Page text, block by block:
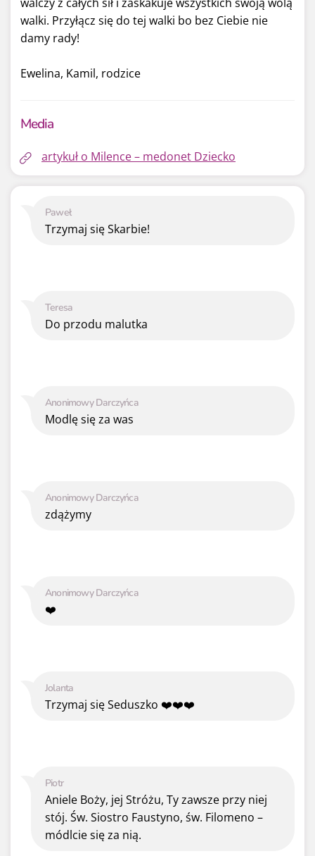
walki. Przyłącz się do tej walki bo bez Ciebie nie
damy rady!
Ewelina, Kamil, rodzice
Media
artykuł o Milence – medonet Dziecko
Piotr
Aniele Boży, jej Stróżu, Ty zawsze przy niej
stój. Św. Siostro Faustyno, św. Filomeno –
módlcie się za nią.
Jolanta
Trzymaj się Seduszko ❤️❤️❤️
Anonimowy Darczyńca
❤️
Anonimowy Darczyńca
zdążymy
Anonimowy Darczyńca
Modlę się za was
Teresa
Do przodu malutka
Paweł
Trzymaj się Skarbie!